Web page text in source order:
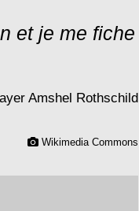
et je me fiche
Amshel Rothschild
Wikimedia Commons